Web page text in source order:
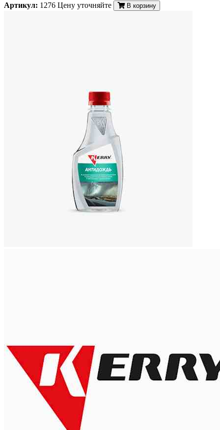
Артикул: 1276 Цену уточняйте В корзину